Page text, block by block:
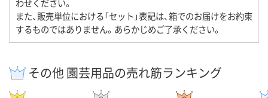
わせください。
また、販売単位における「セット」表記は、箱でのお届けをお約束
するものではありません。あらかじめご了承ください。
その他 園芸用品の売れ筋ランキング